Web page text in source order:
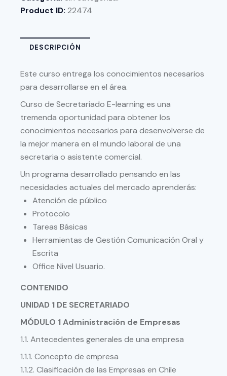
Product ID: 22474
DESCRIPCIÓN
Este curso entrega los conocimientos necesarios
para desarrollarse en el área.
Curso de Secretariado E-learning es una
tremenda oportunidad para obtener los
conocimientos necesarios para desenvolverse de
la mejor manera en el mundo laboral de una
secretaria o asistente comercial.
Un programa desarrollado pensando en las
necesidades actuales del mercado aprenderás:
Atención de público
Protocolo
Tareas Básicas
Herramientas de Gestión Comunicación Oral y
Escrita
Office Nivel Usuario.
CONTENIDO
UNIDAD 1 DE SECRETARIADO
MÓDULO 1 Administración de Empresas
1.1. Antecedentes generales de una empresa
1.1.1. Concepto de empresa
1.1.2. Clasificación de las Empresas en Chile